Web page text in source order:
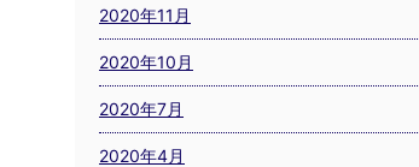
2020年11月
2020年10月
2020年7月
2020年4月